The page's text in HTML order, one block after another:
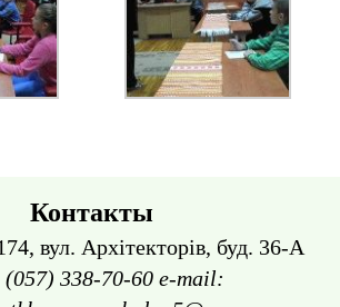
Контакты
вул. Архітекторів, буд. 36-А
(057) 338-70-60 e-mail: